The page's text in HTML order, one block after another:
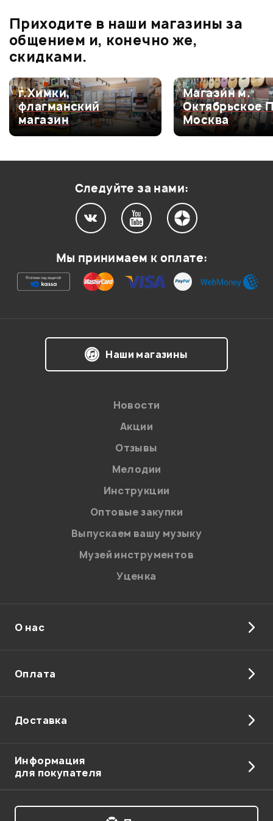
0.0
Оценка5
0
Оценка4
0
Оценка3
0
Ваша оценка:
на обработку персональных данных в
Политикой в отношении обработки
персональных данных.
Введите проверочное число:
Отправить
Приходите в наши магазины за
общением и, конечно же,
скидками.
г.Химки,
флагманский
магазин
Магазин м.
Октябрьское
Москва
Следуйте за нами:
Мы принимаем к оплате:
Наши магазины
Новости
Акции
Отзывы
Мелодии
Инструкции
Оптовые закупки
Выпускаем вашу музыку
Музей инструментов
Уценка
О нас
Оплата
Доставка
Информация
для покупателя